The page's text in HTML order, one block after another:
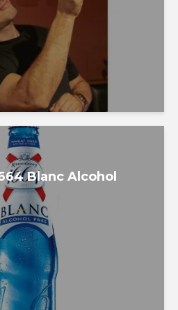
Blanc Alcohol